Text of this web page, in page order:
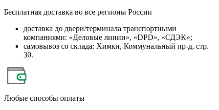
Бесплатная доставка во все регионы России
доставка до двери/терминала транспортными
компаниями: «Деловые линии», «DPD», «СДЭК»;
самовывоз со склада: Химки, Коммунальный пр-д, стр.
30.
Любые способы оплаты